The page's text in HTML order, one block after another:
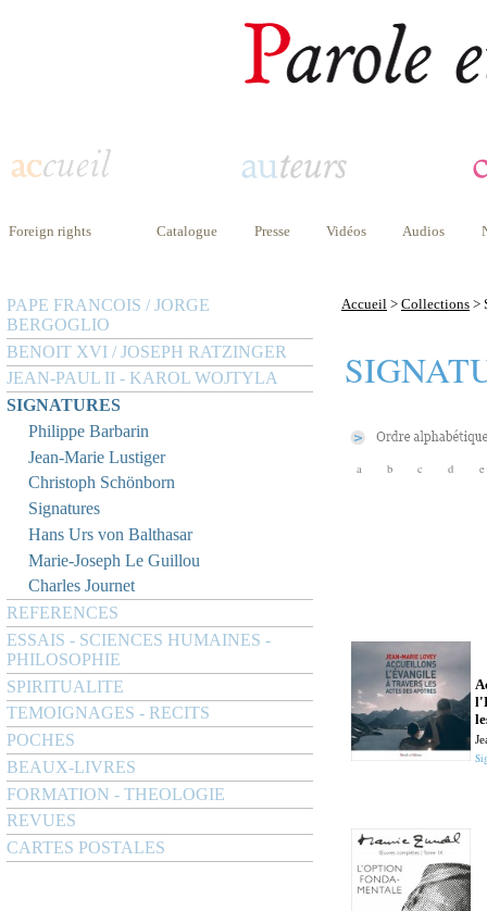
Foreign rights Catalogue Presse Vidéos Audios
PAPE FRANCOIS / JORGE
BERGOGLIO
BENOIT XVI / JOSEPH RATZINGER
JEAN-PAUL II - KAROL WOJTYLA
SIGNATURES
Philippe Barbarin
Jean-Marie Lustiger
Christoph Schönborn
Signatures
Hans Urs von Balthasar
Marie-Joseph Le Guillou
Charles Journet
REFERENCES
ESSAIS - SCIENCES HUMAINES -
PHILOSOPHIE
SPIRITUALITE
TEMOIGNAGES - RECITS
POCHES
BEAUX-LIVRES
FORMATION - THEOLOGIE
REVUES
CARTES POSTALES
Accueil > Collections >
a b c d e